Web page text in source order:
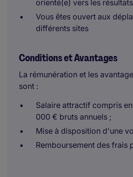
orienté(e) vers les
Vous êtes ouvert aux
différents sites
Conditions et Avantages
La rémunération et les
sont :
Salaire attractif compris
000 € bruts annuels ;
Mise à disposition d'une
Remboursement des frais